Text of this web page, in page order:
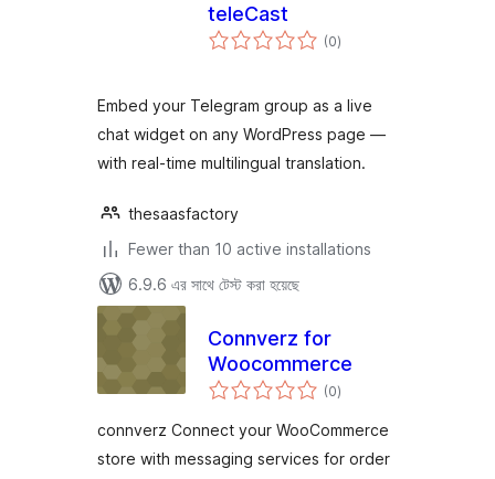
teleCast
(0total
ratings
)
Embed your Telegram group as a live
chat widget on any WordPress page —
with real-time multilingual translation.
thesaasfactory
Fewer than 10 active installations
6.9.6 এর সাথে টেস্ট করা হয়েছে
Connverz for
Woocommerce
(0total
ratings
)
connverz Connect your WooCommerce
store with messaging services for order